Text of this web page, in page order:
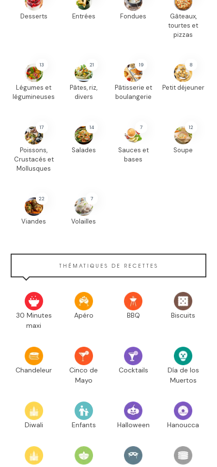
Desserts Entrées Fondues
Gâteaux,
tourtes et
pizzas
13
Légumes et
légumineuses
21
Pâtes, riz,
divers
19
Pâtisserie et
boulangerie
8
Petit déjeuner
17
Poissons,
Crustacés et
Mollusques
14
Salades
7
Sauces et
bases
12
Soupe
22
Viandes
7
Volailles
THÉMATIQUES DE RECETTES
30 Minutes
maxi
Apéro BBQ Biscuits
Chandeleur
Cinco de
Mayo
Cocktails
Día de los
Muertos
Diwali Enfants Halloween Hanoucca